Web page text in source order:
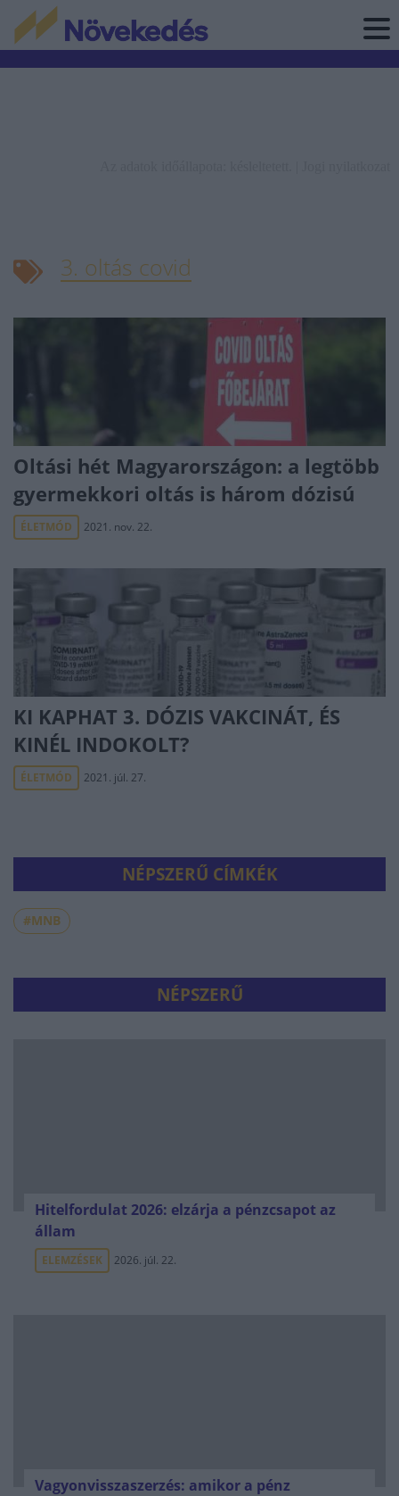
3. oltás covid
Oltási hét Magyarországon: a legtöbb
gyermekkori oltás is három dózisú
ÉLETMÓD 2021. nov. 22.
KI KAPHAT 3. DÓZIS VAKCINÁT, ÉS
KINÉL INDOKOLT?
ÉLETMÓD 2021. júl. 27.
NÉPSZERŰ CÍMKÉK
#MNB
NÉPSZERŰ
Hitelfordulat 2026: elzárja a pénzcsapot az
állam
ELEMZÉSEK 2026. júl. 22.
Vagyonvisszaszerzés: amikor a pénz